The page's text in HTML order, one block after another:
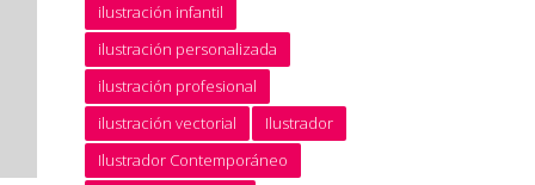
ilustración infantil
ilustración personalizada
ilustración profesional
ilustración vectorial
Ilustrador
Ilustrador Contemporáneo